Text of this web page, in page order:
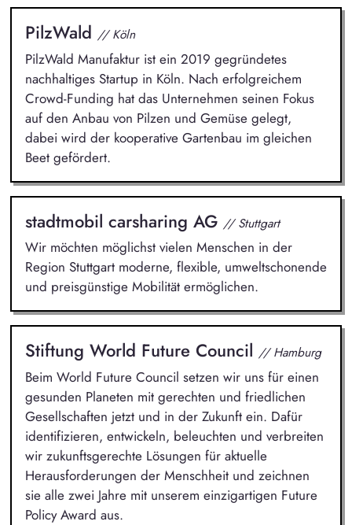
PilzWald // Köln
PilzWald Manufaktur ist ein 2019 gegründetes
nachhaltiges Startup in Köln. Nach erfolgreichem
Crowd-Funding hat das Unternehmen seinen Fokus
auf den Anbau von Pilzen und Gemüse gelegt,
dabei wird der kooperative Gartenbau im gleichen
Beet gefördert.
stadtmobil carsharing AG // Stuttgart
Wir möchten möglichst vielen Menschen in der
Region Stuttgart moderne, flexible, umweltschonende
und preisgünstige Mobilität ermöglichen.
Stiftung World Future Council // Hamburg
Beim World Future Council setzen wir uns für einen
gesunden Planeten mit gerechten und friedlichen
Gesellschaften jetzt und in der Zukunft ein. Dafür
identifizieren, entwickeln, beleuchten und verbreiten
wir zukunftsgerechte Lösungen für aktuelle
Herausforderungen der Menschheit und zeichnen
sie alle zwei Jahre mit unserem einzigartigen Future
Policy Award aus.